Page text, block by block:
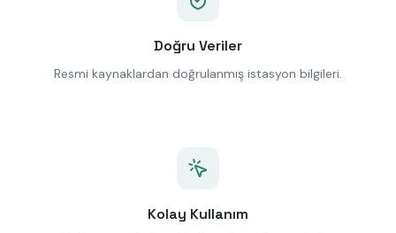
Doğru Veriler
Resmi kaynaklardan doğrulanmış istasyon bilgileri.
Kolay Kullanım